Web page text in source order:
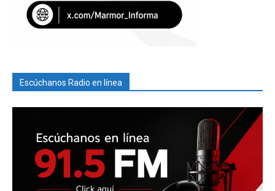
Escúchanos Radio en línea